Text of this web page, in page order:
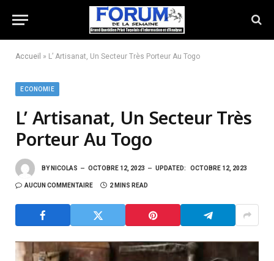
Accueil » L’ Artisanat, Un Secteur Très Porteur Au Togo
ECONOMIE
L’ Artisanat, Un Secteur Très
Porteur Au Togo
BY NICOLAS OCTOBRE 12, 2023 UPDATED: OCTOBRE 12, 2023
AUCUN COMMENTAIRE 2 MINS READ